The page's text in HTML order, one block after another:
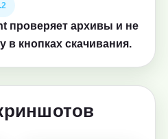
проверяет архивы и не
в кнопках скачивания.